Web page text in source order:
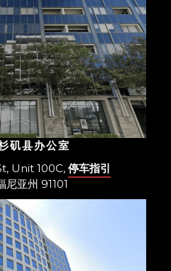
矶县办公室
Unit 100C,
尼亚州 91101
停车指引